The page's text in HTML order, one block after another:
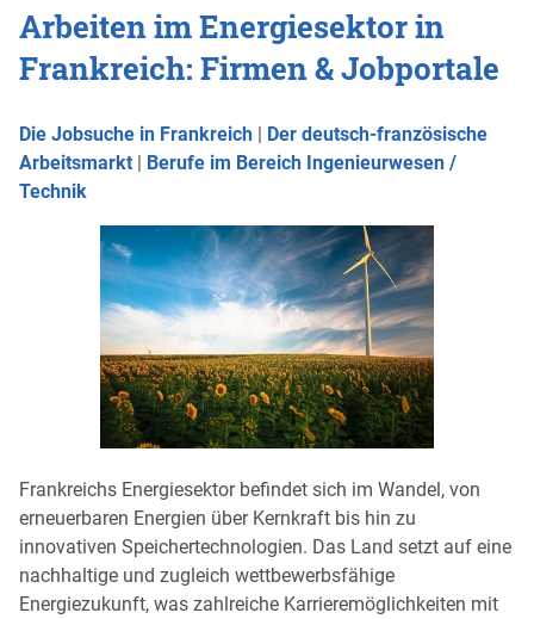
Arbeiten im Energiesektor in
Frankreich: Firmen & Jobportale
Die Jobsuche in Frankreich | Der deutsch-französische
Arbeitsmarkt | Berufe im Bereich Ingenieurwesen /
Technik
Frankreichs Energiesektor befindet sich im Wandel, von
erneuerbaren Energien über Kernkraft bis hin zu
innovativen Speichertechnologien. Das Land setzt auf eine
nachhaltige und zugleich wettbewerbsfähige
Energiezukunft, was zahlreiche Karrieremöglichkeiten mit